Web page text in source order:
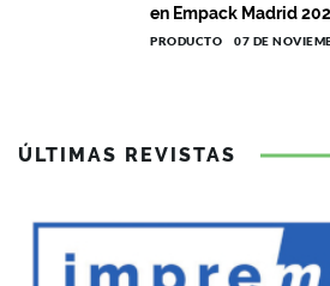
en Empack Madrid
PRODUCTO 07 DE
ÚLTIMAS REVISTAS